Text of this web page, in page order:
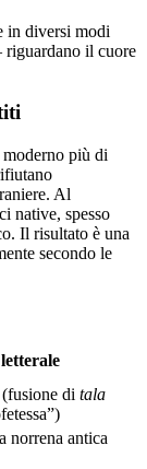
in diversi modi
il cuore
moderno più di
Al
native, spesso
Il risultato è una
secondo le
di tala
norrena antica